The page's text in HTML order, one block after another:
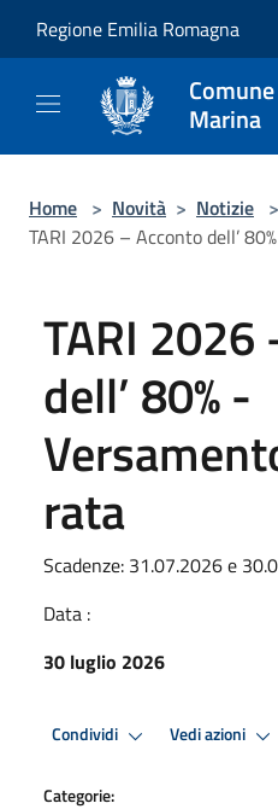
Regione Emilia Romagna
Marina
Home > Novità > Notizie >
TARI 2026 – Acconto dell’
TARI 2026
dell’ 80% -
rata
Scadenze: 31.07.2026 e
Data :
30 luglio 2026
Condividi Vedi azioni
Categorie: